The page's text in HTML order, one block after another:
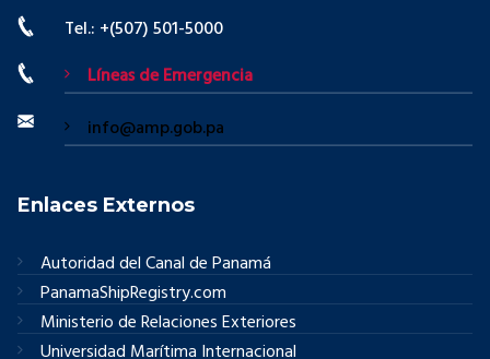
Tel.: +(507) 501-5000
Líneas de Emergencia
info@amp.gob.pa
Enlaces Externos
Autoridad del Canal de Panamá
PanamaShipRegistry.com
Ministerio de Relaciones Exteriores
Universidad Marítima Internacional